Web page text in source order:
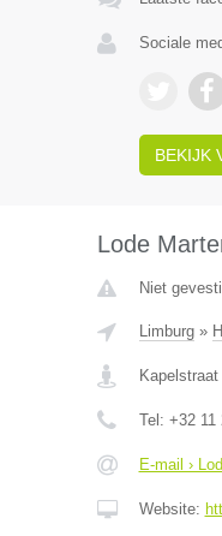
Sociale
BEKIJK
Lode
Niet
Limburg»
Kapelstraat
Tel: +32 11
E-mail ›
Website: